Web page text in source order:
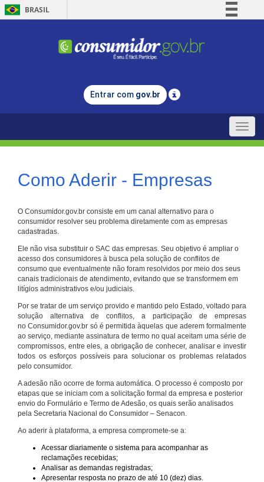
BRASIL
Comunica BR
Legislação
Entrar com gov.br
Toggle
Como Aderir - Empresas
O Consumidor.gov.br consiste em um canal alternativo para o
consumidor resolver seu problema diretamente com as empresas
cadastradas.
Ele não visa substituir o SAC das empresas. Seu objetivo é ampliar o
acesso dos consumidores à busca pela solução de conflitos de
consumo que eventualmente não foram resolvidos por meio dos seus
canais tradicionais de atendimento, evitando que se transformem em
litígios administrativos e/ou judiciais.
Por se tratar de um serviço provido e mantido pelo Estado, voltado para
solução alternativa de conflitos, a participação de empresas
no Consumidor.gov.br só é permitida àquelas que aderem formalmente
ao serviço, mediante assinatura de termo no qual aceitam uma série de
compromissos, entre eles, a obrigação de conhecer, analisar e investir
todos os esforços possíveis para solucionar os problemas relatados
pelo consumidor.
A adesão não ocorre de forma automática. O processo é composto por
etapas que se iniciam com a solicitação formal da empresa e posterior
envio do Formulário e Termo de Adesão, os quais serão analisados
pela Secretaria Nacional do Consumidor – Senacon.
Ao aderir à plataforma, a empresa compromete-se a:
Acessar diariamente o sistema para acompanhar as
reclamações recebidas;
Analisar as demandas registradas;
Apresentar resposta no prazo de até 10 (dez) dias.